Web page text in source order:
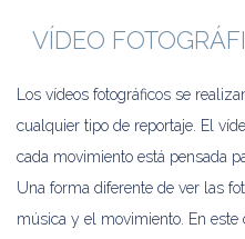
VÍDEO
Los vídeos fotográficos se
cualquier tipo de reportaje. El
cada movimiento está pensada
Una forma diferente de ver las
música y el movimiento. En este